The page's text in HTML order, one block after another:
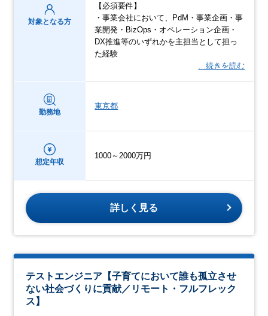
対象となる方
【必須要件】
・事業会社において、PdM・事業企画・事
業開発・BizOps・オペレーション企画・
DX推進等のいずれかを主担当として担っ
た経験
…続きを読む
勤務地
東京都
想定年収
1000～2000万円
詳しく見る
テストエンジニア【子育てにおいて誰も孤立させ
ない社会づくりに貢献／リモート・フルフレック
ス】